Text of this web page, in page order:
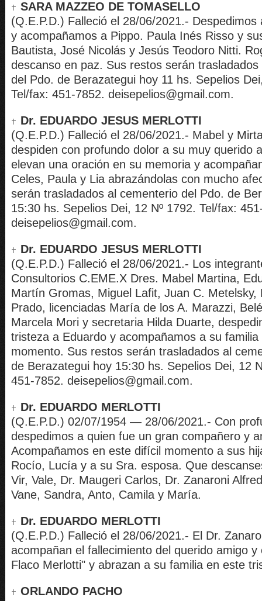
SARA MAZZEO DE TOMASELLO
(Q.E.P.D.) Falleció el 28/06/2021.- Despedimos
y acompañamos a Pippo. Paula Inés Risso y
Bautista, José Nicolás y Jesús Teodoro Nitti.
descanso en paz. Sus restos serán
del Pdo. de Berazategui hoy 11 hs. Sepelios
Tel/fax: 451-7852. deisepelios@gmail.com.
Dr. EDUARDO JESUS MERLOTTI
(Q.E.P.D.) Falleció el 28/06/2021.- Mabel y
despiden con profundo dolor a su muy querido
elevan una oración en su memoria y
Celes, Paula y Lia abrazándolas con mucho
serán trasladados al cementerio del Pdo. de
15:30 hs. Sepelios Dei, 12 Nº 1792. Tel/fax:
deisepelios@gmail.com.
Dr. EDUARDO JESUS MERLOTTI
(Q.E.P.D.) Falleció el 28/06/2021.- Los
Consultorios C.EME.X Dres. Mabel Martina,
Martín Gromas, Miguel Lafit, Juan C. Metelsky,
Prado, licenciadas María de los A. Marazzi,
Marcela Mori y secretaria Hilda Duarte,
tristeza a Eduardo y acompañamos a su
momento. Sus restos serán trasladados al
de Berazategui hoy 15:30 hs. Sepelios Dei, 12
451-7852. deisepelios@gmail.com.
Dr. EDUARDO MERLOTTI
(Q.E.P.D.) 02/07/1954 — 28/06/2021.- Con
despedimos a quien fue un gran compañero y
Acompañamos en este difícil momento a sus
Rocío, Lucía y a su Sra. esposa. Que
Vir, Vale, Dr. Maugeri Carlos, Dr. Zanaroni
Vane, Sandra, Anto, Camila y María.
Dr. EDUARDO MERLOTTI
(Q.E.P.D.) Falleció el 28/06/2021.- El Dr.
acompañan el fallecimiento del querido amigo y
Flaco Merlotti" y abrazan a su familia en este
ORLANDO PACHO